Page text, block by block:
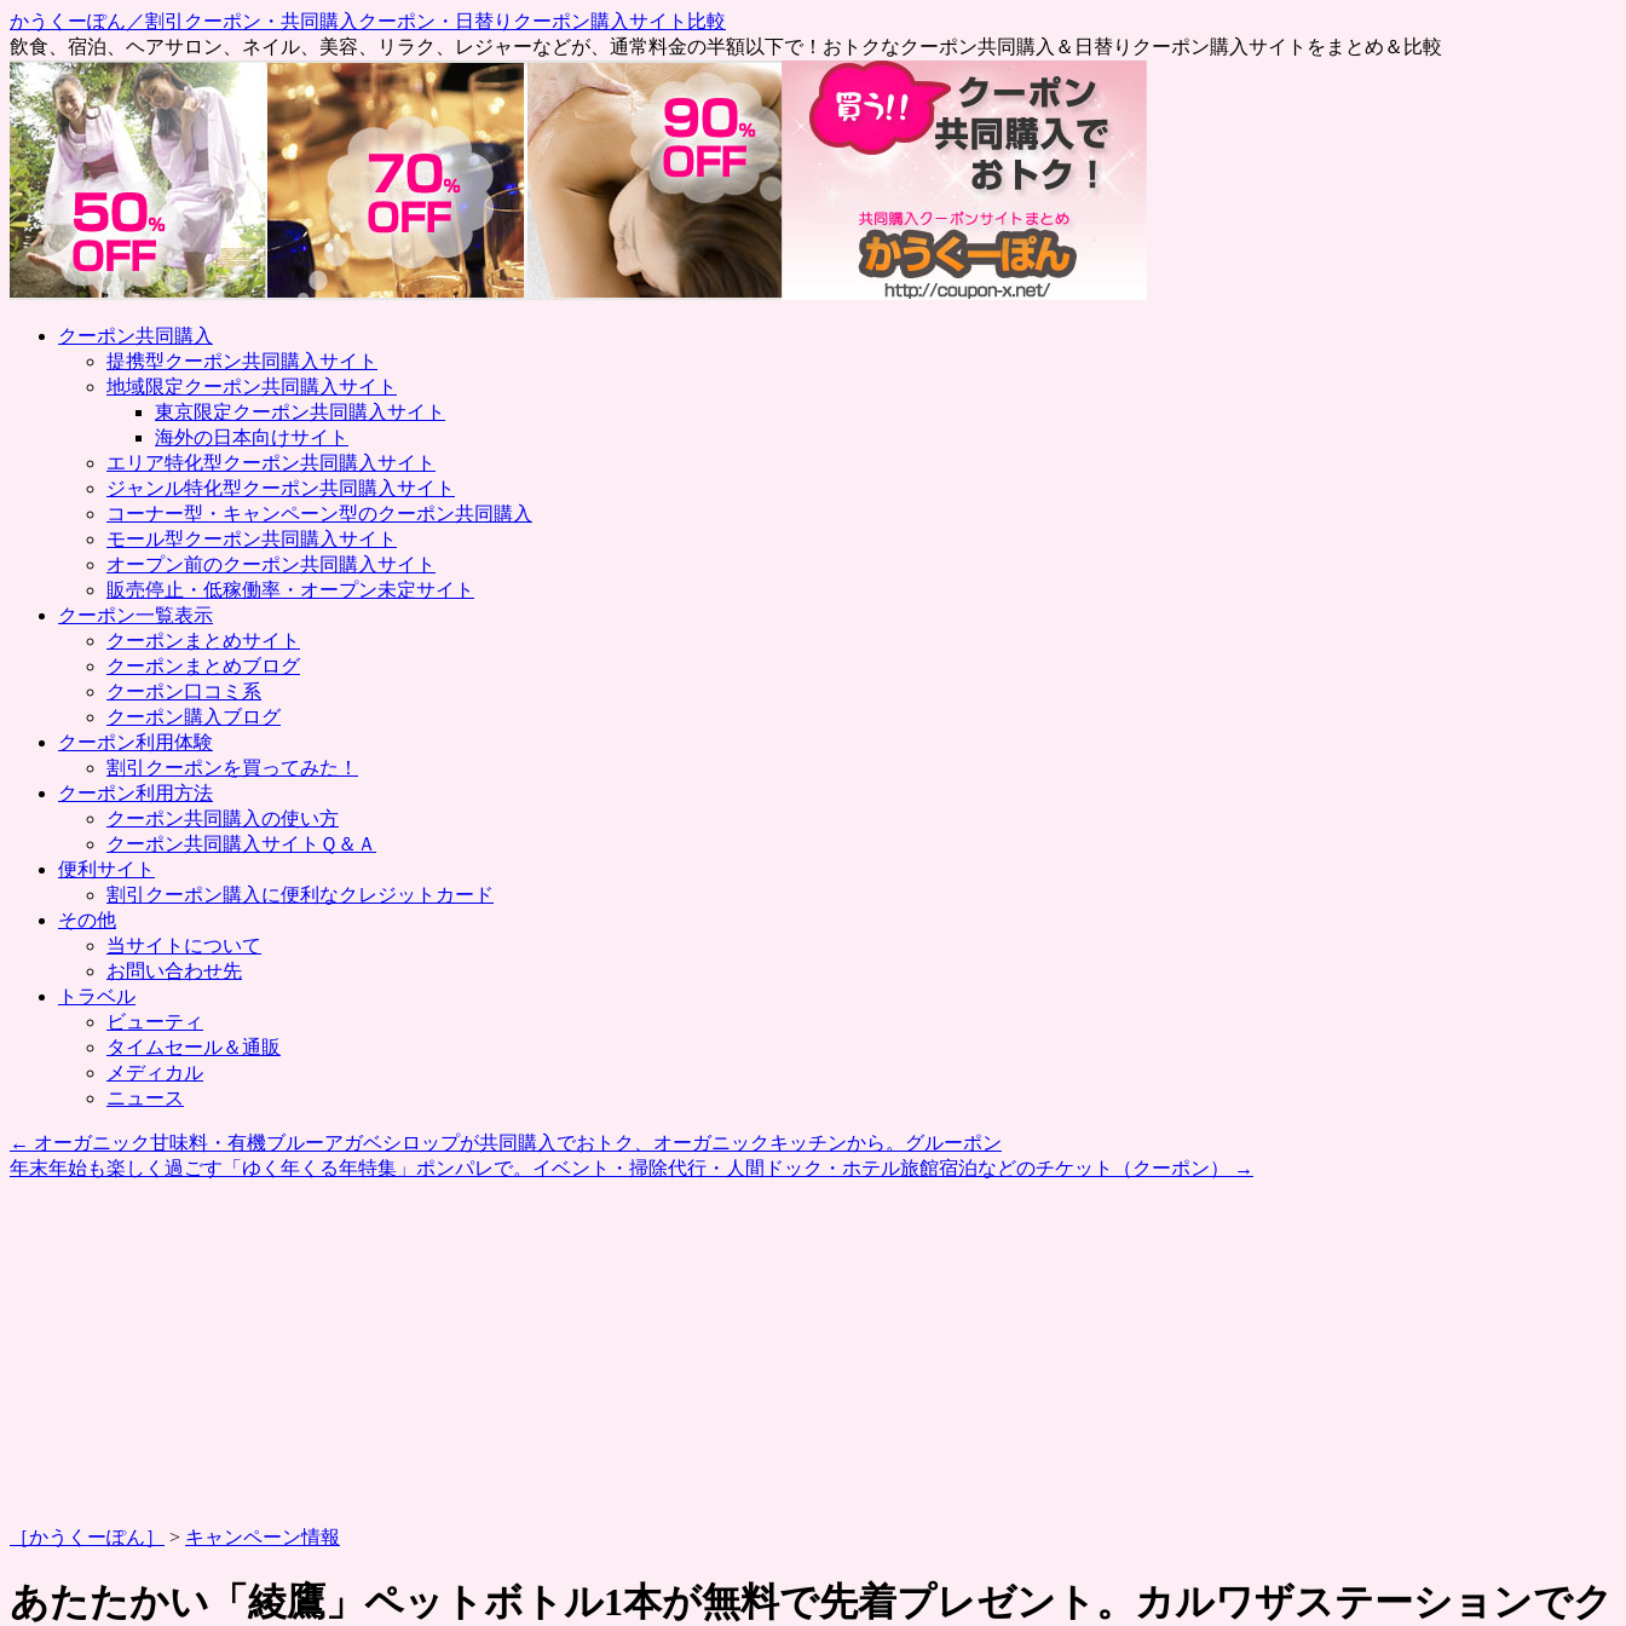
かうくーぽん／割引クーポン・共同購入クーポン・日替りクーポン購入サイト比較
飲食、宿泊、ヘアサロン、ネイル、美容、リラク、レジャーなどが、通常料金の半額以下で！おトクなクーポン共同購入＆日替りクーポン購入サイトをまとめ＆比較
クーポン共同購入
提携型クーポン共同購入サイト
地域限定クーポン共同購入サイト
東京限定クーポン共同購入サイト
海外の日本向けサイト
エリア特化型クーポン共同購入サイト
ジャンル特化型クーポン共同購入サイト
コーナー型・キャンペーン型のクーポン共同購入
モール型クーポン共同購入サイト
オープン前のクーポン共同購入サイト
販売停止・低稼働率・オープン未定サイト
クーポン一覧表示
クーポンまとめサイト
クーポンまとめブログ
クーポン口コミ系
クーポン購入ブログ
クーポン利用体験
割引クーポンを買ってみた！
クーポン利用方法
クーポン共同購入の使い方
クーポン共同購入サイトＱ＆Ａ
便利サイト
割引クーポン購入に便利なクレジットカード
その他
当サイトについて
お問い合わせ先
トラベル
ビューティ
タイムセール＆通販
メディカル
ニュース
← オーガニック甘味料・有機ブルーアガベシロップが共同購入でおトク、オーガニックキッチンから。グルーポン
年末年始も楽しく過ごす「ゆく年くる年特集」ポンパレで。イベント・掃除代行・人間ドック・ホテル旅館宿泊などのチケット（クーポン）
→
［かうくーぽん］ > キャンペーン情報
あたたかい「綾鷹」ペットボトル1本が無料で先着プレゼント。カルワザステーションでク